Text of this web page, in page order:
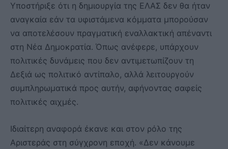
Υποστήριξε ότι η δημιουργία της ΕΛΑΣ δεν θα ήταν
αναγκαία εάν τα υφιστάμενα κόμματα μπορούσαν
να αποτελέσουν πραγματική εναλλακτική απέναντι
στη Νέα Δημοκρατία. Όπως ανέφερε, υπάρχουν
πολιτικές δυνάμεις που δεν αντιμετωπίζουν τη
Δεξιά ως πολιτικό αντίπαλο, αλλά λειτουργούν
συμπληρωματικά προς αυτήν, αφήνοντας σαφείς
πολιτικές αιχμές.
Ιδιαίτερη αναφορά έκανε και στον ρόλο της
Αριστεράς στη σύγχρονη εποχή. «Δεν κάνουμε